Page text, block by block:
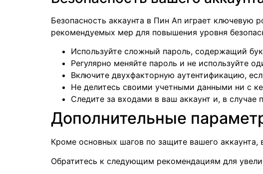
Безопасность аккаунта в Пин Ап играет ключевую
рекомендуемых мер для повышения уровня
Используйте сложный пароль, содержащий
Регулярно меняйте пароль и не используйте
Включите двухфакторную аутентификацию,
Не делитесь своими учетными данными ни с
Следите за входами в ваш аккаунт и, в случае
Дополнительные
Кроме основных шагов по защите вашего
Обратитесь к следующим рекомендациям для